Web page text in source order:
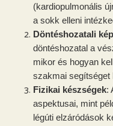
(kardiopulmonális
a sokk elleni
Döntéshozatali
döntéshozatal a
mikor és hogyan
szakmai segítséget
Fizikai készségek:
aspektusai, mint
légúti elzáródások